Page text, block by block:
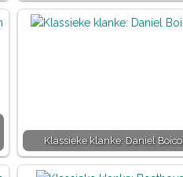
Klassieke klanke: Daniel Boico